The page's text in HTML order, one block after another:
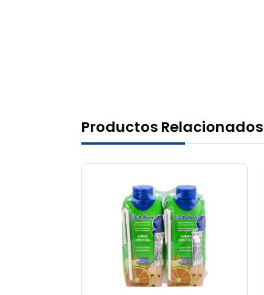
Productos Relacionados